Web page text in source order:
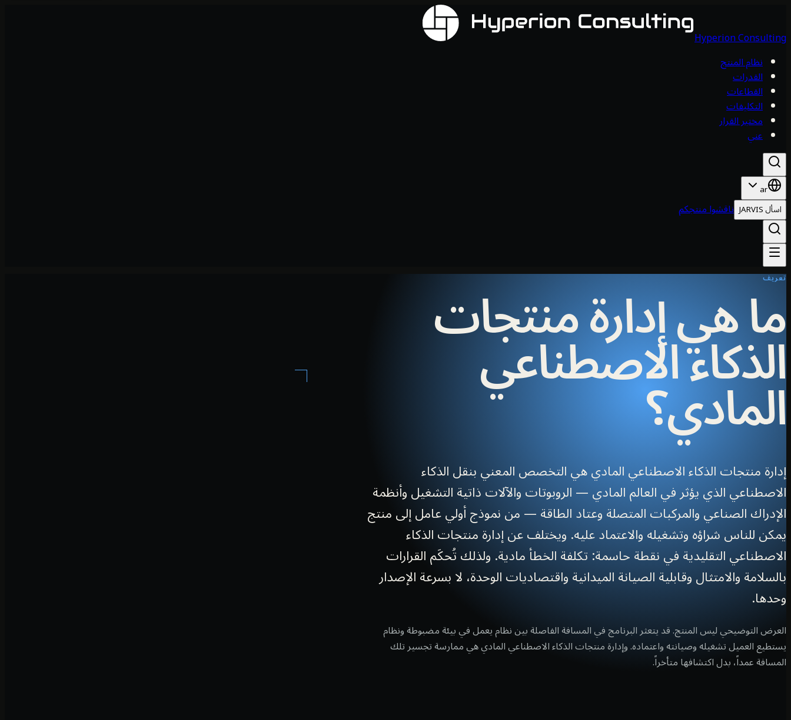
Hyperion Consulting
نظام المنتج
القدرات
القطاعات
التكليفات
مختبر القرار
عني
ar
اسأل JARVIS
ناقشوا منتجكم
تعريف
ما هي إدارة منتجات
الذكاء الاصطناعي
المادي؟
إدارة منتجات الذكاء الاصطناعي المادي هي التخصص المعني بنقل الذكاء
الاصطناعي الذي يؤثر في العالم المادي — الروبوتات والآلات ذاتية التشغيل وأنظمة
الإدراك الصناعي والمركبات المتصلة وعتاد الطاقة — من نموذج أولي عامل إلى منتج
يمكن للناس شراؤه وتشغيله والاعتماد عليه. ويختلف عن إدارة منتجات الذكاء
الاصطناعي التقليدية في نقطة حاسمة: تكلفة الخطأ مادية. ولذلك تُحكَم القرارات
بالسلامة والامتثال وقابلية الصيانة الميدانية واقتصاديات الوحدة، لا بسرعة الإصدار
وحدها.
العرض التوضيحي ليس المنتج. قد يتعثر البرنامج في المسافة الفاصلة بين نظام يعمل في بيئة مضبوطة ونظام
يستطيع العميل تشغيله وصيانته واعتماده. وإدارة منتجات الذكاء الاصطناعي المادي هي ممارسة تجسير تلك
المسافة عمداً، بدل اكتشافها متأخراً.